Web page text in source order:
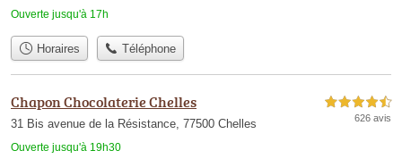
Ouverte jusqu'à 17h
Horaires Téléphone
Chapon Chocolaterie Chelles
31 Bis avenue de la Résistance, 77500 Chelles
Ouverte jusqu'à 19h30
4,5 étoiles sur 5
626 avis